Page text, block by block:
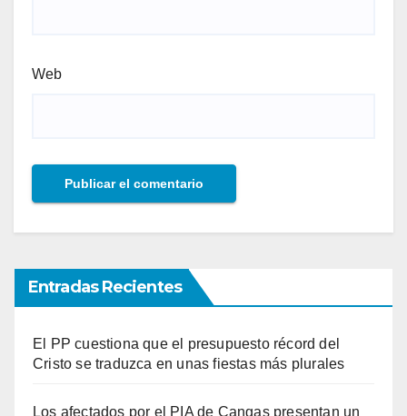
Web
Entradas Recientes
El PP cuestiona que el presupuesto récord del
Cristo se traduzca en unas fiestas más plurales
Los afectados por el PIA de Cangas presentan un